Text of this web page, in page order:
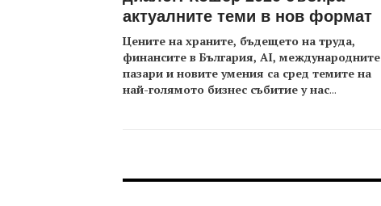
актуалните теми в нов формат
Цените на храните, бъдещето на труда,
финансите в България, AI, международните
пазари и новите умения са сред темите на
най-голямото бизнес събитие у нас...